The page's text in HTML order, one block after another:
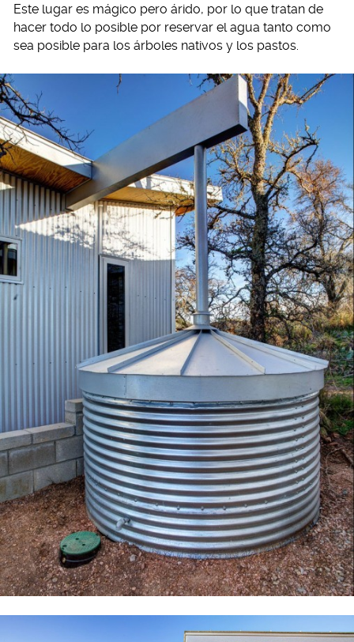
Este lugar es mágico pero árido, por lo que tratan de
hacer todo lo posible por reservar el agua tanto como
sea posible para los árboles nativos y los pastos.